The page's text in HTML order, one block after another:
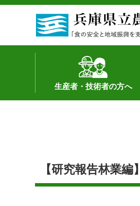
生産者・技術者の方へ
土地利用型作物
野菜
果樹・花き
加工・流通
経営･現地情報
環境病害虫
畜産
森林林業
水産
基幹種雄牛の紹介
【研究報告林業